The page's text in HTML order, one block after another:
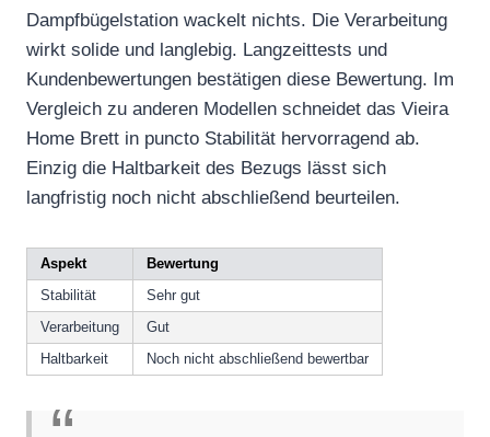
Dampfbügelstation wackelt nichts. Die Verarbeitung
wirkt solide und langlebig. Langzeittests und
Kundenbewertungen bestätigen diese Bewertung. Im
Vergleich zu anderen Modellen schneidet das Vieira
Home Brett in puncto Stabilität hervorragend ab.
Einzig die Haltbarkeit des Bezugs lässt sich
langfristig noch nicht abschließend beurteilen.
Aspekt
Bewertung
Stabilität
Sehr gut
Verarbeitung
Gut
Haltbarkeit
Noch nicht abschließend bewertbar